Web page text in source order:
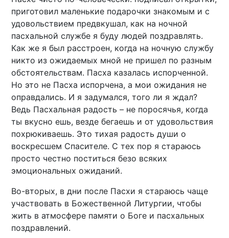
приготовил маленькие подарочки знакомым и с
удовольствием предвкушал, как на ночной
пасхальной службе я буду людей поздравлять.
Как же я был расстроен, когда на ночную службу
никто из ожидаемых мной не пришел по разным
обстоятельствам. Пасха казалась испорченной.
Но это не Пасха испорчена, а мои ожидания не
оправдались. И я задумался, того ли я ждал?
Ведь Пасхальная радость – не поросячья, когда
ты вкусно ешь, везде бегаешь и от удовольствия
похрюкиваешь. Это тихая радость души о
воскресшем Спасителе. С тех пор я стараюсь
просто честно поститься безо всяких
эмоциональных ожиданий.
Во-вторых, в дни после Пасхи я стараюсь чаще
участвовать в Божественной Литургии, чтобы
жить в атмосфере памяти о Боге и пасхальных
поздравлений.